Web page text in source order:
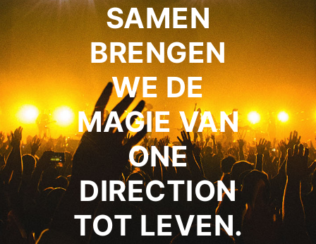
SAMEN
BRENGEN
WE DE
MAGIE VAN
ONE
DIRECTION
TOT LEVEN.